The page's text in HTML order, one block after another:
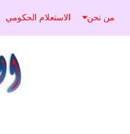
من نحن الاستعلام الحكومي